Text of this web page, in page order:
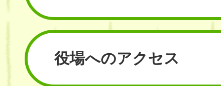
役場へのアクセス